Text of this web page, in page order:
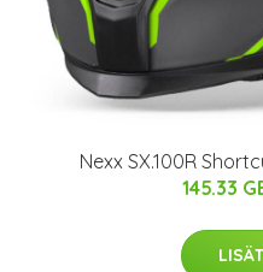
Nexx SX.100R
145.33